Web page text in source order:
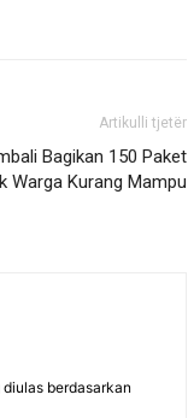
Artikulli tjetër
Bagikan 150 Paket
Warga Kurang Mampu
berdasarkan